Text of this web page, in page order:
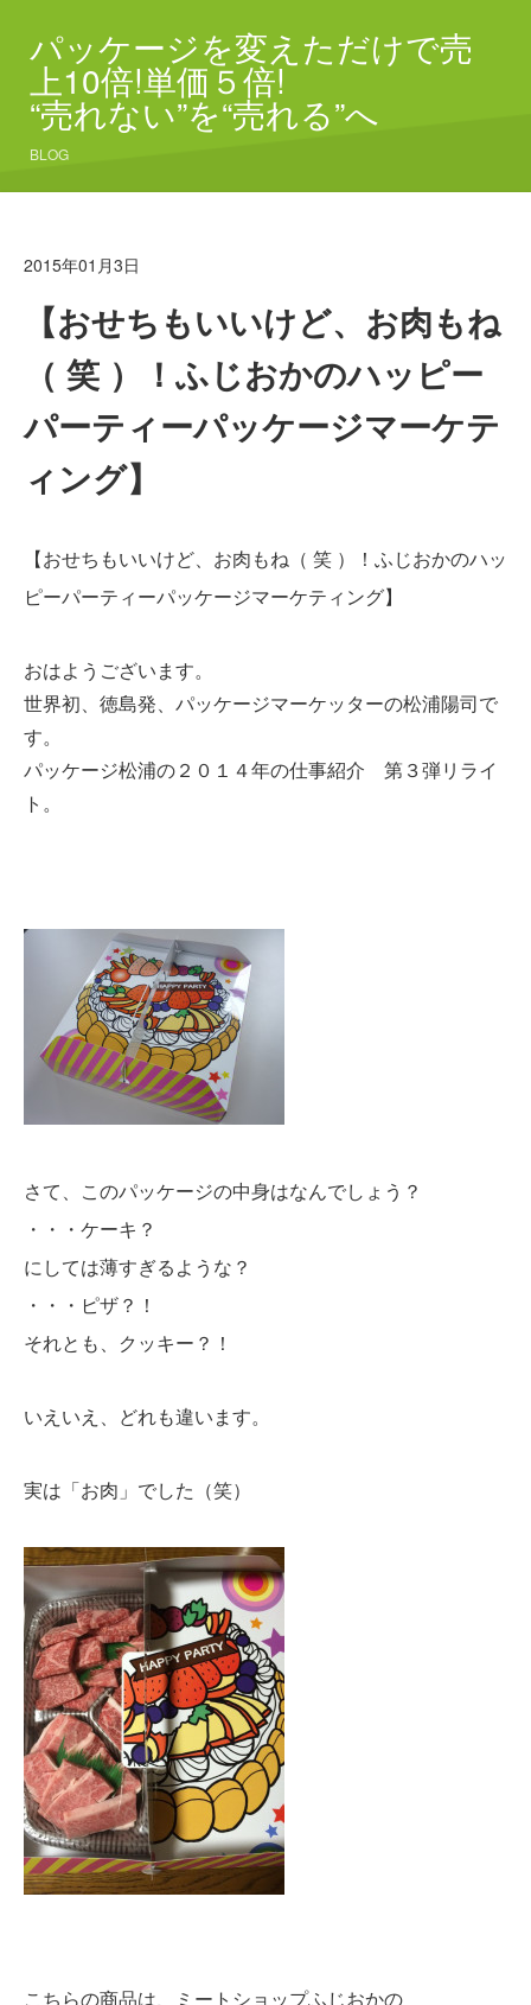
パッケージを変えただけで売
上10倍!単価５倍!
“売れない”を“売れる”へ
BLOG
2015年01月3日
【おせちもいいけど、お肉もね
（ 笑 ）！ふじおかのハッピー
パーティーパッケージマーケテ
ィング】
【おせちもいいけど、お肉もね（ 笑 ）！ふじおかのハッ
ピーパーティーパッケージマーケティング】
おはようございます。
世界初、徳島発、パッケージマーケッターの松浦陽司で
す。
パッケージ松浦の２０１４年の仕事紹介 第３弾リライ
ト。
さて、このパッケージの中身はなんでしょう？
・・・ケーキ？
にしては薄すぎるような？
・・・ピザ？！
それとも、クッキー？！
いえいえ、どれも違います。
実は「お肉」でした（笑）
こちらの商品は、ミートショップふじおかの